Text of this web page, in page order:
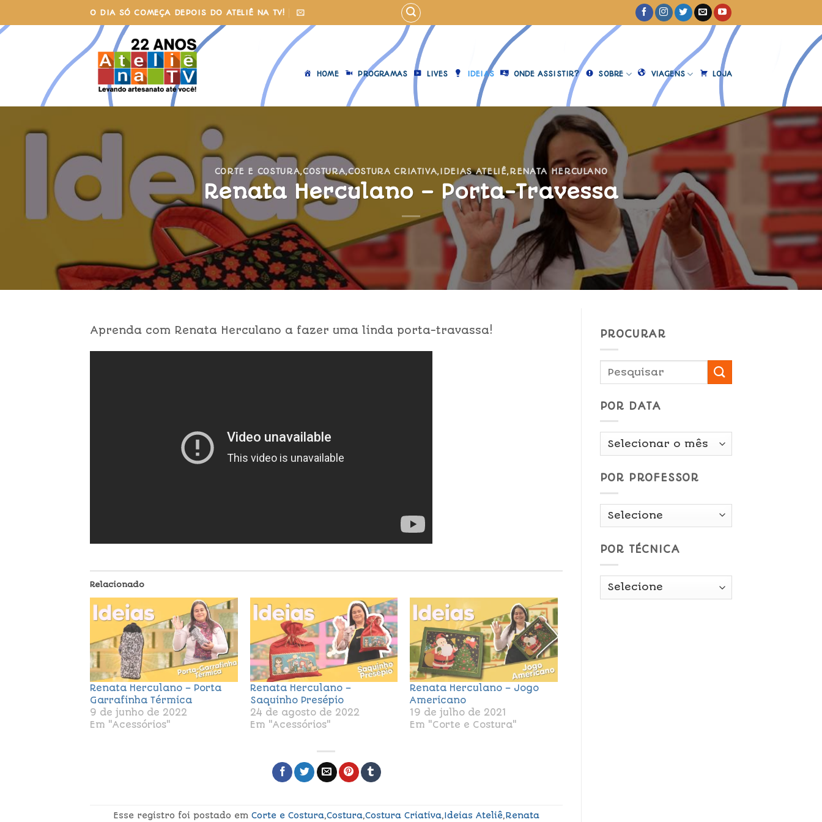
to
content
O DIA SÓ COMEÇA DEPOIS DO ATELIÊ NA TV!
HOME PROGRAMAS LIVES IDEIAS ONDE ASSISTIR? SOBRE VIAGENS LOJA
CORTE E COSTURA,COSTURA,COSTURA CRIATIVA,IDEIAS ATELIÊ,RENATA HERCULANO
Renata Herculano – Porta-Travessa
Aprenda com Renata Herculano a fazer uma linda porta-travassa!
Relacionado
Renata Herculano – Porta
Garrafinha Térmica
9 de junho de 2022
Em "Acessórios"
Renata Herculano –
Saquinho Presépio
24 de agosto de 2022
Em "Acessórios"
Renata Herculano – Jogo
Americano
19 de julho de 2021
Em "Corte e Costura"
Esse registro foi postado em Corte e Costura,Costura,Costura Criativa,Ideias Ateliê,Renata
PROCURAR
POR DATA
Por
POR PROFESSOR
POR TÉCNICA